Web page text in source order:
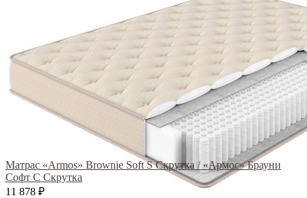
Матрас «Armos» Brownie Soft S Скрутка / «Армос» Брауни
Софт С Скрутка
11 878 ₽